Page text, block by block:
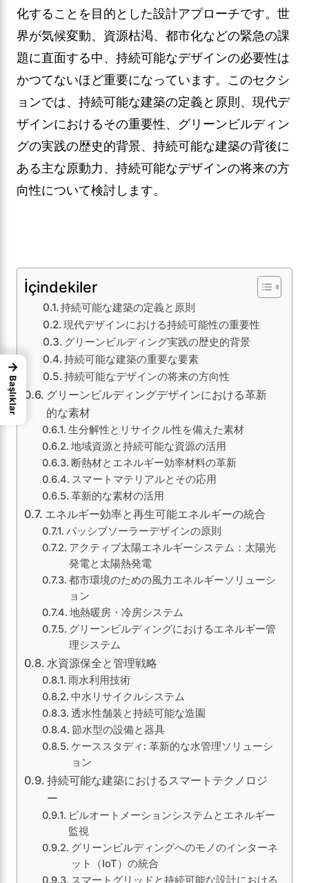
化することを目的とした設計アプローチです。世
界が気候変動、資源枯渇、都市化などの緊急の課
題に直面する中、持続可能なデザインの必要性は
かつてないほど重要になっています。このセクシ
ョンでは、持続可能な建築の定義と原則、現代デ
ザインにおけるその重要性、グリーンビルディン
グの実践の歴史的背景、持続可能な建築の背後に
ある主な原動力、持続可能なデザインの将来の方
向性について検討します。
İçindekiler
持続可能な建築の定義と原則
現代デザインにおける持続可能性の重要性
グリーンビルディング実践の歴史的背景
持続可能な建築の重要な要素
持続可能なデザインの将来の方向性
グリーンビルディングデザインにおける革新
的な素材
生分解性とリサイクル性を備えた素材
地域資源と持続可能な資源の活用
断熱材とエネルギー効率材料の革新
スマートマテリアルとその応用
革新的な素材の活用
エネルギー効率と再生可能エネルギーの統合
パッシブソーラーデザインの原則
アクティブ太陽エネルギーシステム：太陽光
発電と太陽熱発電
都市環境のための風力エネルギーソリューシ
ョン
地熱暖房・冷房システム
グリーンビルディングにおけるエネルギー管
理システム
水資源保全と管理戦略
雨水利用技術
中水リサイクルシステム
透水性舗装と持続可能な造園
節水型の設備と器具
ケーススタディ: 革新的な水管理ソリューシ
ョン
持続可能な建築におけるスマートテクノロジ
ー
ビルオートメーションシステムとエネルギー
監視
グリーンビルディングへのモノのインターネ
ット（IoT）の統合
スマートグリッドと持続可能な設計における
→
Başlıklar